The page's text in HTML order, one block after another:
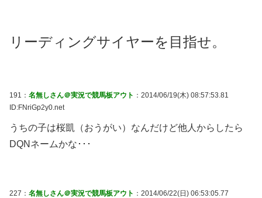
リーディングサイヤーを目指せ。
191： 名無しさん＠実況で競馬板アウト ：2014/06/19(木) 08:57:53.81
ID:FNriGp2y0.net
うちの子は桜凱（おうがい）なんだけど他人からしたら
DQNネームかな･･･
227： 名無しさん＠実況で競馬板アウト ：2014/06/22(日) 06:53:05.77